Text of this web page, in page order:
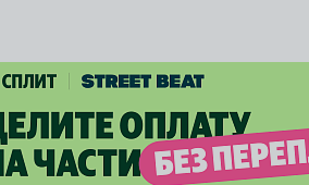
Добавить в избранное